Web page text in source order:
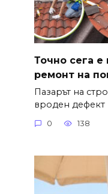
Точно сега е
ремонт на
Пазарът на
вроден дефект
0 138